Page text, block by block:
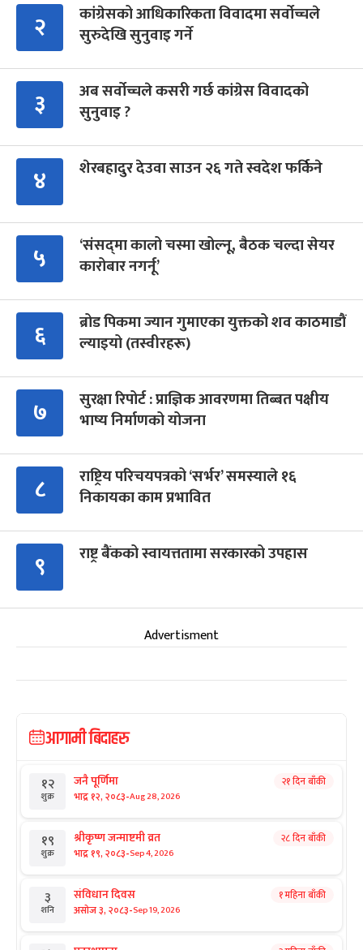
२
कांग्रेसको आधिकारिकता विवादमा सर्वोच्चले
सुरुदेखि सुनुवाइ गर्ने
३
अब सर्वोच्चले कसरी गर्छ कांग्रेस विवादको
सुनुवाइ ?
४ शेरबहादुर देउवा साउन २६ गते स्वदेश फर्किने
५
‘संसद्‍मा कालो चस्मा खोल्नू, बैठक चल्दा सेयर
कारोबार नगर्नू’
६
ब्रोड पिकमा ज्यान गुमाएका युक्तको शव काठमाडौं
ल्याइयो (तस्वीरहरू)
७
सुरक्षा रिपोर्ट : प्राज्ञिक आवरणमा तिब्बत पक्षीय
भाष्य निर्माणको योजना
८
राष्ट्रिय परिचयपत्रको ‘सर्भर’ समस्याले १६
निकायका काम प्रभावित
९ राष्ट्र बैंकको स्वायत्ततामा सरकारको उपहास
Advertisment
आगामी बिदाहरु
१२
शुक्र
जनै पूर्णिमा
भाद्र १२, २०८३-Aug 28, 2026
२१ दिन बाँकी
१९
शुक्र
श्रीकृष्ण जन्माष्टमी व्रत
भाद्र १९, २०८३-Sep 4, 2026
२८ दिन बाँकी
३
शनि
संविधान दिवस
असोज ३, २०८३-Sep 19, 2026
१ महिना बाँकी